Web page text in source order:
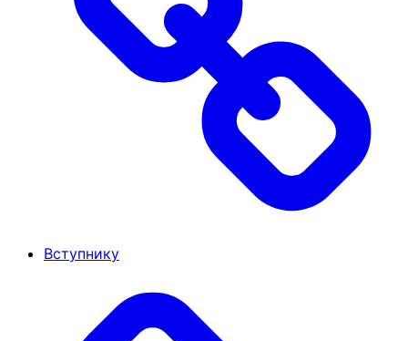
Вступнику